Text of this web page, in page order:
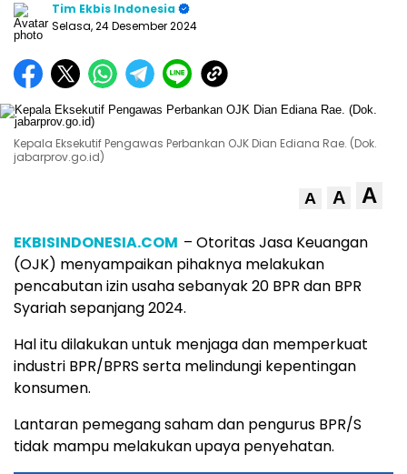
Tim Ekbis Indonesia
Selasa, 24 Desember 2024
Kepala Eksekutif Pengawas Perbankan OJK Dian Ediana Rae. (Dok.
jabarprov.go.id)
A A A
EKBISINDONESIA.COM – Otoritas Jasa Keuangan
(OJK) menyampaikan pihaknya melakukan
pencabutan izin usaha sebanyak 20 BPR dan BPR
Syariah sepanjang 2024.
Hal itu dilakukan untuk menjaga dan memperkuat
industri BPR/BPRS serta melindungi kepentingan
konsumen.
Lantaran pemegang saham dan pengurus BPR/S
tidak mampu melakukan upaya penyehatan.